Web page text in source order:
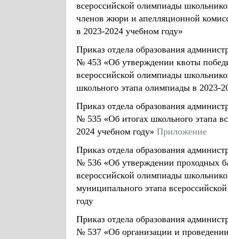
всероссийской олимпиады
членов жюри и апелляционной
в 2023-2024 учебном году»
Приказ отдела образования
№ 453 «Об утверждении квоты
всероссийской олимпиады
школьного этапа олимпиады в 2023-
Приказ отдела образования
№ 535 «Об итогах школьного этапа
2024 учебном году» Приложение
Приказ отдела образования
№ 536 «Об утверждении проходных
всероссийской олимпиады
муниципального этапа
году
Приказ отдела образования
№ 537 «Об организации и